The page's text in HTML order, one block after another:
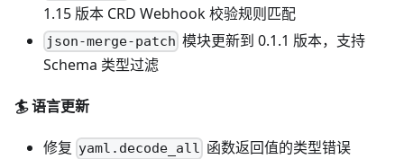
1.15 版本 CRD Webhook 校验规则匹配
json-merge-patch 模块更新到 0.1.1 版本，支持
Schema 类型过滤
🏄 语言更新
修复 yaml.decode_all 函数返回值的类型错误